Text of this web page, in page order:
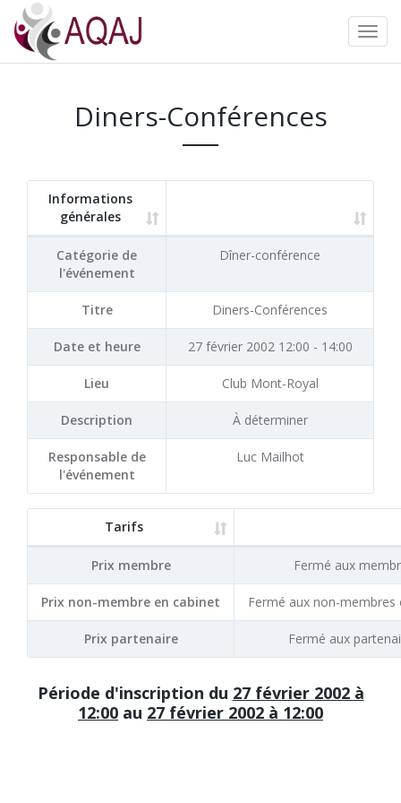
Diners-Conférences
Informations
générales
Catégorie de
l'événement
Dîner-conférence
Titre Diners-Conférences
Date et heure 27 février 2002 12:00 - 14:00
Lieu Club Mont-Royal
Description À déterminer
Responsable de
l'événement
Luc Mailhot
Tarifs
Prix membre Fermé aux
Prix non-membre en cabinet Fermé aux non-membres
Prix partenaire Fermé aux
Période d'inscription du 27 février 2002 à
12:00 au 27 février 2002 à 12:00